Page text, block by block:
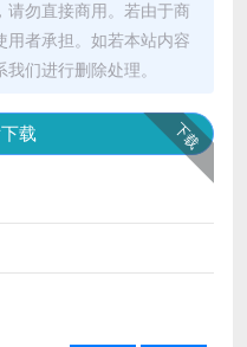
勿直接商用。若由于商
用者承担。如若本站内容
们进行删除处理。
下载
载